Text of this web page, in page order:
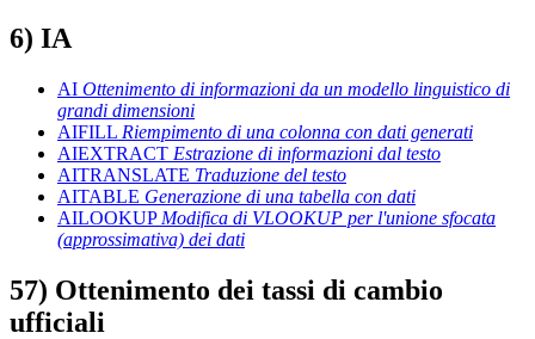
6) IA
AI Ottenimento di informazioni da un modello linguistico di
grandi dimensioni
AIFILL Riempimento di una colonna con dati generati
AIEXTRACT Estrazione di informazioni dal testo
AITRANSLATE Traduzione del testo
AITABLE Generazione di una tabella con dati
AILOOKUP Modifica di VLOOKUP per l'unione sfocata
(approssimativa) dei dati
57) Ottenimento dei tassi di cambio
ufficiali